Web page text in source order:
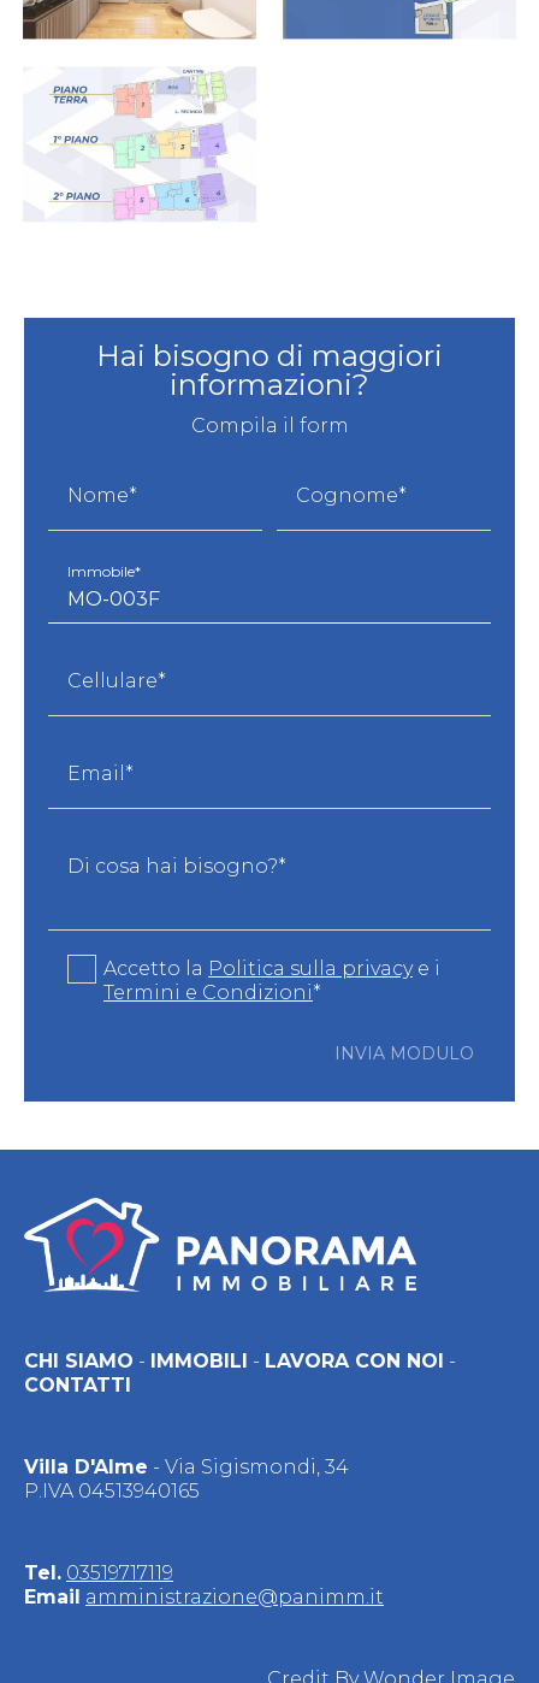
Hai bisogno di maggiori
informazioni?
Compila il form
Nome* Cognome*
Immobile*
Cellulare*
Email*
Di cosa hai bisogno?*
Accetto la Politica sulla privacye i
Termini e Condizioni*
INVIA MODULO
CHI SIAMO - IMMOBILI - LAVORA CON NOI -
CONTATTI
Villa D'Alme - Via Sigismondi, 34
P.IVA 04513940165
Tel. 03519717119
Email amministrazione@panimm.it
Credit ByWonder Image